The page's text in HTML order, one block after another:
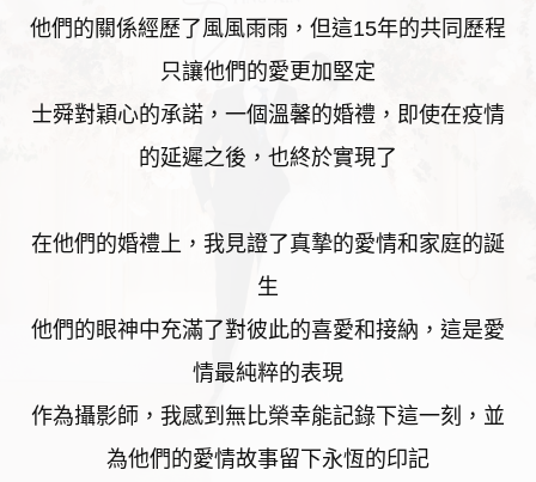
他們的關係經歷了風風雨雨，但這15年的共同歷程
只讓他們的愛更加堅定
士舜對穎心的承諾，一個溫馨的婚禮，即使在疫情
的延遲之後，也終於實現了
在他們的婚禮上，我見證了真摯的愛情和家庭的誕
生
他們的眼神中充滿了對彼此的喜愛和接納，這是愛
情最純粹的表現
作為攝影師，我感到無比榮幸能記錄下這一刻，並
為他們的愛情故事留下永恆的印記